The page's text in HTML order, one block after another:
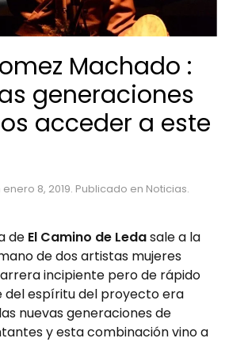
Machado :
generaciones
acceder a este
enero 8, 2019. Publicado en Noticias.
de El Camino de Ledasale a la
de dos artistas mujeres
incipiente pero de rápido
del espíritu del proyecto era
nuevas generaciones de
y esta combinación vino a